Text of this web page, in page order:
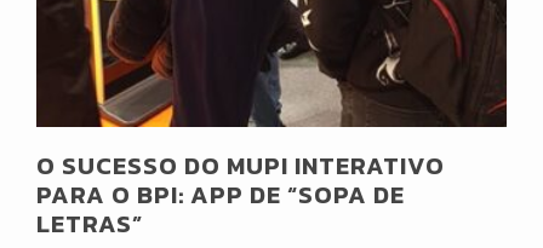
O SUCESSO DO MUPI INTERATIVO
PARA O BPI: APP DE “SOPA DE
LETRAS”